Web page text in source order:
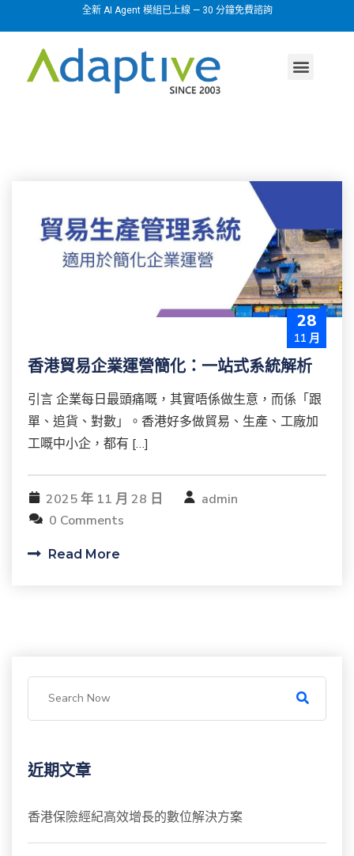
全新 AI Agent 模組已上線 — 30 分鐘免費諮詢
28
11 月
香港貿易企業運營簡化：一站式系統解析
引言 企業每日最頭痛嘅，其實唔係做生意，而係「跟
單、追貨、對數」。香港好多做貿易、生產、工廠加
工嘅中小企，都有 […]
2025 年 11 月 28 日
admin
0 Comments
Read More
近期文章
香港保險經紀高效增長的數位解決方案